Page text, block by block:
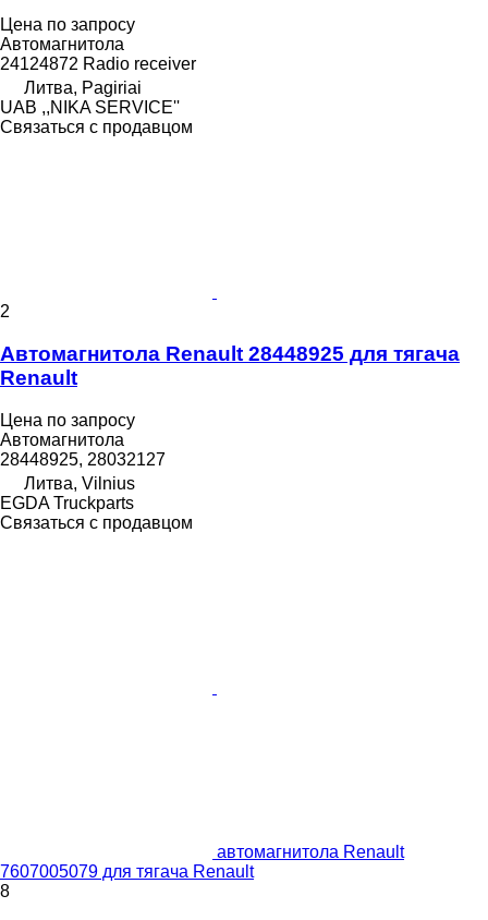
Цена по запросу
Автомагнитола
24124872 Radio receiver
Литва, Pagiriai
UAB ,,NIKA SERVICE''
Связаться с продавцом
2
Автомагнитола Renault 28448925 для тягача
Renault
Цена по запросу
Автомагнитола
28448925, 28032127
Литва, Vilnius
EGDA Truckparts
Связаться с продавцом
автомагнитола Renault
7607005079 для тягача Renault
8